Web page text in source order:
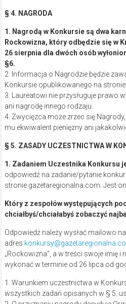
§ 4. NAGRODA
1. Nagrodą w Konkursie są dwa
Rockowizna, który odbędzie się w
26 sierpnia dla dwóch osób
§6.
2. Informacja o Nagrodzie będzie
Konkursie opublikowanego na
3. Laureatowi nie przysługuje prawo
ani nagrodę innego rodzaju.
4. Zwycięzca może zrzec się
mu ekwiwalent pieniężny ani
§ 5. ZASADY UCZESTNICTWA W
1. Zadaniem Uczestnika Konkursu
odpowiedź na zadanie/pytanie
stronie gazetaregionalna.com. Jest
Który z zespołów występujących
chciałbyś/chciałabyś zobaczyć
Odpowiedź należy wysłać mailowo na
adres
„Rockowizna”, a w treści swoje imię i
wykonać w terminie od 26 lipca od
1. Warunkiem uczestnictwa w
wszystkich zadań opisanych w § 5.